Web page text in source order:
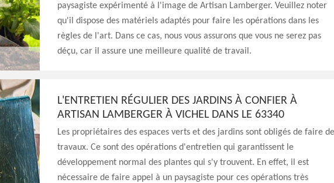
paysagiste expérimenté à l'image de Artisan Lamberger. Veuillez noter
qu'il dispose des matériels adaptés pour faire les opérations dans les
règles de l'art. Dans ce cas, nous vous assurons que vous ne serez pas
déçu, car il assure une meilleure qualité de travail.
L'ENTRETIEN RÉGULIER DES JARDINS À CONFIER À
ARTISAN LAMBERGER À VICHEL DANS LE 63340
Les propriétaires des espaces verts et des jardins sont obligés de faire
travaux. Ce sont des opérations d'entretien qui garantissent le
développement normal des plantes qui s'y trouvent. En effet, il est
nécessaire de faire appel à un paysagiste pour ces opérations très